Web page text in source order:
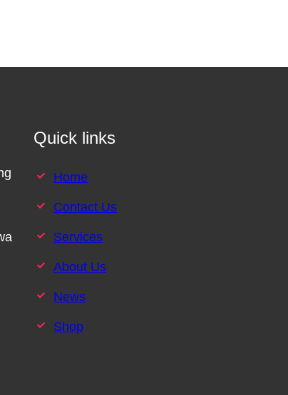
Quick links
Home
Contact Us
Services
About Us
News
Shop